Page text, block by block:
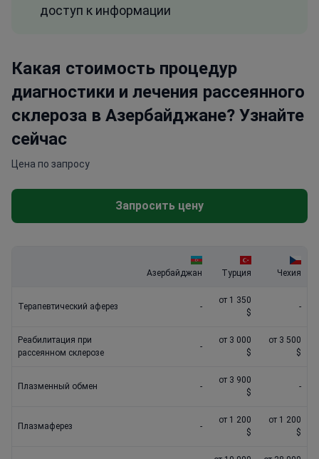
Какая стоимость процедур
диагностики и лечения рассеянного
склероза в Азербайджане? Узнайте
сейчас
Цена по запросу
Запросить цену
Азербайджан Турция Чехия
Терапевтический аферез -
от 1 350
$
-
Реабилитация при
рассеянном склерозе
-
от 3 000
$
от 3 500
$
Плазменный обмен -
от 3 900
$
-
Плазмаферез -
от 1 200
$
от 1 200
$
доступ к информации